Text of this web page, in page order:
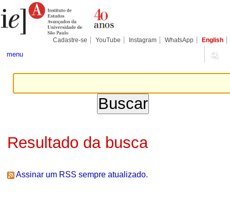
para
conteúdo.
Pessoais
Cadastre-se YouTube Instagram WhatsApp English
menu
Resultado da busca
Assinar um RSS sempre atualizado.